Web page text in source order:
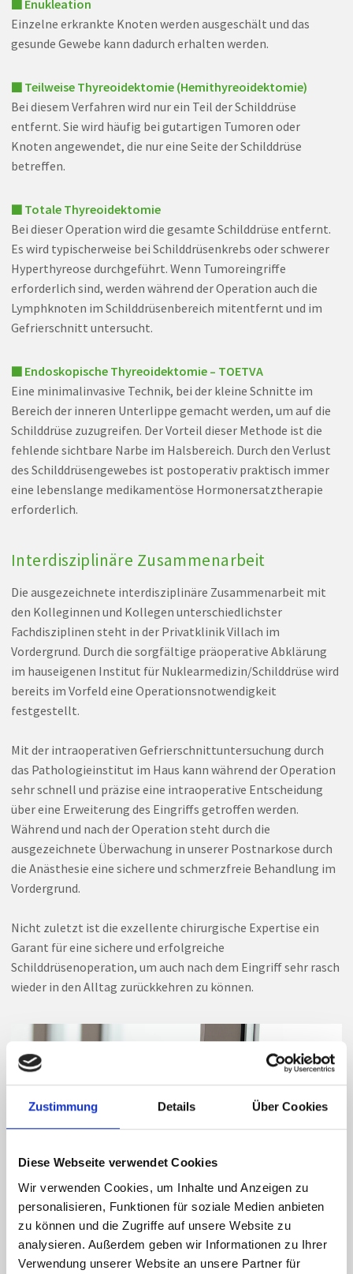
Zustimmung Details Über Cookies
Diese Webseite verwendet Cookies
Wir verwenden Cookies, um Inhalte und Anzeigen zu
personalisieren, Funktionen für soziale Medien anbieten
zu können und die Zugriffe auf unsere Website zu
analysieren. Außerdem geben wir Informationen zu Ihrer
Verwendung unserer Website an unsere Partner für
■ Enukleation
Einzelne erkrankte Knoten werden ausgeschält und das
gesunde Gewebe kann dadurch erhalten werden.
■ Teilweise Thyreoidektomie (Hemithyreoidektomie)
Bei diesem Verfahren wird nur ein Teil der Schilddrüse
entfernt. Sie wird häufig bei gutartigen Tumoren oder
Knoten angewendet, die nur eine Seite der Schilddrüse
betreffen.
■ Totale Thyreoidektomie
Bei dieser Operation wird die gesamte Schilddrüse entfernt.
Es wird typischerweise bei Schilddrüsenkrebs oder schwerer
Hyperthyreose durchgeführt. Wenn Tumoreingriffe
erforderlich sind, werden während der Operation auch die
Lymphknoten im Schilddrüsenbereich mitentfernt und im
Gefrierschnitt untersucht.
■ Endoskopische Thyreoidektomie – TOETVA
Eine minimalinvasive Technik, bei der kleine Schnitte im
Bereich der inneren Unterlippe gemacht werden, um auf die
Schilddrüse zuzugreifen. Der Vorteil dieser Methode ist die
fehlende sichtbare Narbe im Halsbereich. Durch den Verlust
des Schilddrüsengewebes ist postoperativ praktisch immer
eine lebenslange medikamentöse Hormonersatztherapie
erforderlich.
Interdisziplinäre Zusammenarbeit
Die ausgezeichnete interdisziplinäre Zusammenarbeit mit
den Kolleginnen und Kollegen unterschiedlichster
Fachdisziplinen steht in der Privatklinik Villach im
Vordergrund. Durch die sorgfältige präoperative Abklärung
im hauseigenen Institut für Nuklearmedizin/Schilddrüse wird
bereits im Vorfeld eine Operationsnotwendigkeit
festgestellt.
Mit der intraoperativen Gefrierschnittuntersuchung durch
das Pathologieinstitut im Haus kann während der Operation
sehr schnell und präzise eine intraoperative Entscheidung
über eine Erweiterung des Eingriffs getroffen werden.
Während und nach der Operation steht durch die
ausgezeichnete Überwachung in unserer Postnarkose durch
die Anästhesie eine sichere und schmerzfreie Behandlung im
Vordergrund.
Nicht zuletzt ist die exzellente chirurgische Expertise ein
Garant für eine sichere und erfolgreiche
Schilddrüsenoperation, um auch nach dem Eingriff sehr rasch
wieder in den Alltag zurückkehren zu können.